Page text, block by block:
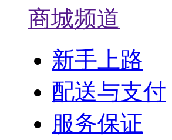
商城频道
新手上路
配送与支付
服务保证